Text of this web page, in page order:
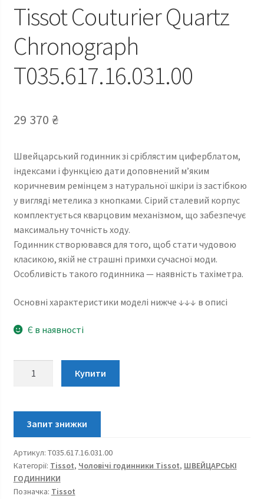
Tissot Couturier Quartz
Chronograph
T035.617.16.031.00
29 370 ₴
Швейцарський годинник зі сріблястим циферблатом,
індексами і функцією дати доповнений м’яким
коричневим ремінцем з натуральної шкіри із застібкою
у вигляді метелика з кнопками. Сірий сталевий корпус
комплектується кварцовим механізмом, що забезпечує
максимальну точність ходу.
Годинник створювався для того, щоб стати чудовою
класикою, якій не страшні примхи сучасної моди.
Особливість такого годинника — наявність тахіметра.
Основні характеристики моделі нижче ↓↓↓ в описі
Є в наявності
Chronograph
T035.617.16.031.00
кількість
Купити
Артикул: T035.617.16.031.00
Категорії: Tissot, Чоловічі годинники Tissot, ШВЕЙЦАРСЬКІ
ГОДИННИКИ
Позначка: Tissot